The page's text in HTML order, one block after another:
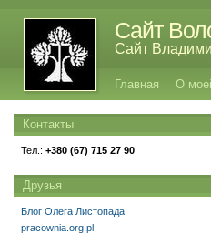
Сайт
Сайт
Главная О
Контакты
Тел.: +380 (67) 715 27 90
Друзья
Блог Олега Листопада
pracownia.org.pl